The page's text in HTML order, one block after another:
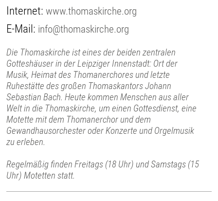
Internet:www.thomaskirche.org
E-Mail: info@thomaskirche.org
Die Thomaskirche ist eines der beiden zentralen
Gotteshäuser in der Leipziger Innenstadt: Ort der
Musik, Heimat des Thomanerchores und letzte
Ruhestätte des großen Thomaskantors Johann
Sebastian Bach. Heute kommen Menschen aus aller
Welt in die Thomaskirche, um einen Gottesdienst, eine
Motette mit dem Thomanerchor und dem
Gewandhausorchester oder Konzerte und Orgelmusik
zu erleben.
Regelmäßig finden Freitags (18 Uhr) und Samstags (15
Uhr) Motetten statt.